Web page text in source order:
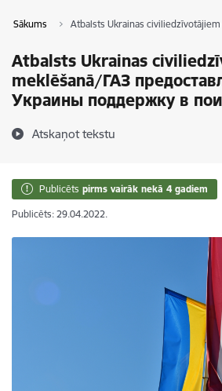
Sākums Atbalsts Ukrainas
Atbalsts Ukrainas
meklēšanā/ГАЗ
Украины поддержку в
Atskaņot tekstu
Publicēts pirms vairāk nekā 4 gadiem
Publicēts: 29.04.2022.